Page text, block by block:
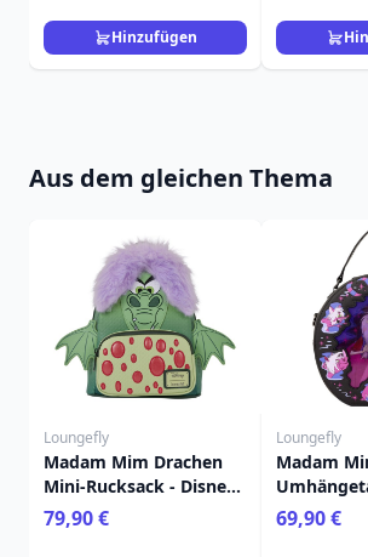
Hinzufügen
Aus dem gleichen Thema
Loungefly
Madam Mim Drachen
Mini-Rucksack - Disney
Loungefly Die Hexe und
der Zauberer
79,90 €
Loungefly
Madam
Disney
Hexe und
69,90 €